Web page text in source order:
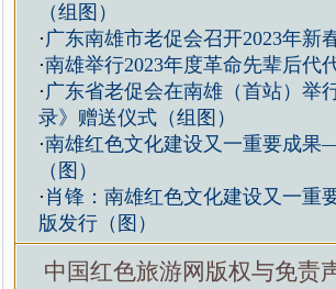
（组图）
· 广东南雄市老促会召开2023年新
·南雄举行2023年度革命先辈后代
· 广东省老促会在南雄（首站）
录》赠送仪式（组图）
·南雄红色文化建设又一重要成
（图）
· 肖锋：南雄红色文化建设又一
版发行（图）
中国红色旅游网版权与免责